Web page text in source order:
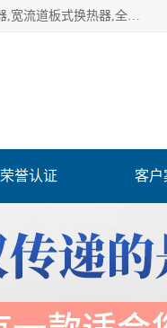
湖南欧力德换热实业有限公司生产换热设备,板式换热器,板式热交换器,板式换热器机组,卫生级板式换热器,宽流道板式换热器,全焊接板式换热器,钎焊板式换热器,钛材板式换热器,容积式换热器,盘管换热,不锈钢水箱,定压补水机组,变频供水机组等,用户覆盖：湖南、湖北、广西、广东、海南、云南、贵州等全国各地。
荣誉认证 客户